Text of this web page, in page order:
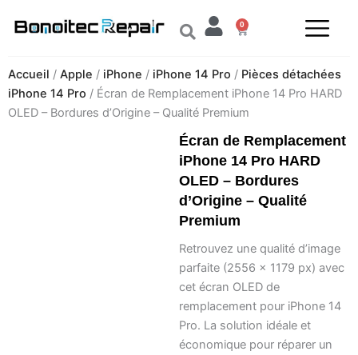
0
Panier
Accueil / Apple / iPhone / iPhone 14 Pro / Pièces détachées
iPhone 14 Pro / Écran de Remplacement iPhone 14 Pro HARD
OLED – Bordures d’Origine – Qualité Premium
Écran de Remplacement
iPhone 14 Pro HARD
OLED – Bordures
d’Origine – Qualité
Premium
Retrouvez une qualité d’image
parfaite (2556 x 1179 px) avec
cet écran OLED de
remplacement pour iPhone 14
Pro. La solution idéale et
économique pour réparer un